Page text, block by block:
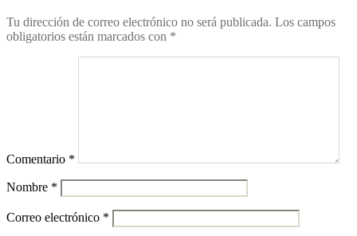
Tu dirección de correo electrónico no será publicada. Los campos
obligatorios están marcados con *
Comentario *
Nombre *
Correo electrónico *